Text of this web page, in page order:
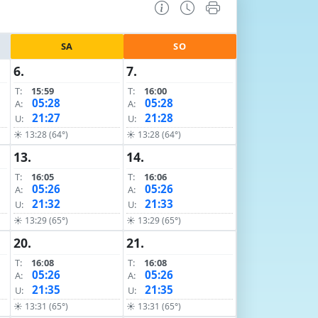
SA SO
6.
T:
15:59
A:
05:28
U: 21:27
☀ 13:28 (64°)
7.
T:
16:00
A:
05:28
U: 21:28
☀ 13:28 (64°)
13.
T:
16:05
A:
05:26
U: 21:32
☀ 13:29 (65°)
14.
T:
16:06
A:
05:26
U: 21:33
☀ 13:29 (65°)
20.
T:
16:08
A:
05:26
U: 21:35
☀ 13:31 (65°)
21.
T:
16:08
A:
05:26
U: 21:35
☀ 13:31 (65°)